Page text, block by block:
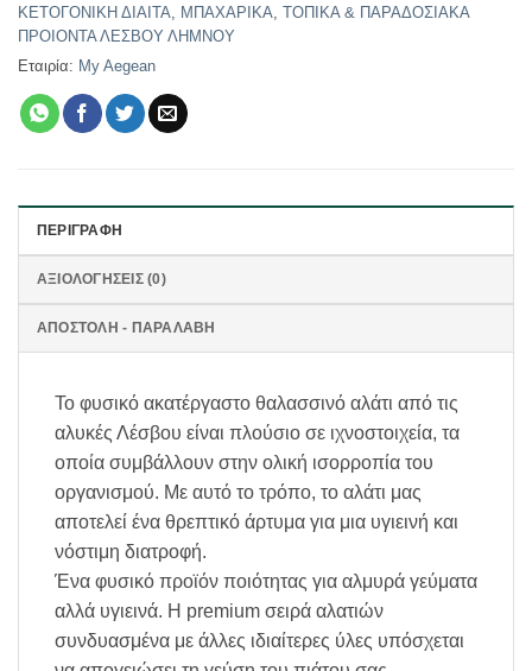
ΚΕΤΟΓΟΝΙΚΗ ΔΙΑΙΤΑ, ΜΠΑΧΑΡΙΚΑ, ΤΟΠΙΚΑ & ΠΑΡΑΔΟΣΙΑΚΑ
ΠΡΟΙΟΝΤΑ ΛΕΣΒΟΥ ΛΗΜΝΟΥ
Εταιρία: My Aegean
ΠΕΡΙΓΡΑΦΉ
ΑΞΙΟΛΟΓΉΣΕΙΣ (0)
ΑΠΟΣΤΟΛΗ - ΠΑΡΑΛΑΒΗ
Το φυσικό ακατέργαστο θαλασσινό αλάτι από τις
αλυκές Λέσβου είναι πλούσιο σε ιχνοστοιχεία, τα
οποία συμβάλλουν στην ολική ισορροπία του
οργανισμού. Με αυτό το τρόπο, το αλάτι μας
αποτελεί ένα θρεπτικό άρτυμα για μια υγιεινή και
νόστιμη διατροφή.
Ένα φυσικό προϊόν ποιότητας για αλμυρά γεύματα
αλλά υγιεινά. Η premium σειρά αλατιών
συνδυασμένα με άλλες ιδιαίτερες ύλες υπόσχεται